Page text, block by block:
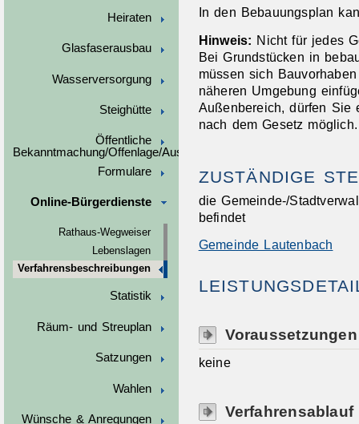
Heiraten
Glasfaserausbau
Wasserversorgung
Steighütte
Öffentliche
Bekanntmachung/Offenlage/Ausschreibungen
Formulare
Online-Bürgerdienste
Rathaus-Wegweiser
Lebenslagen
Verfahrensbeschreibungen
Statistik
Räum- und Streuplan
Satzungen
Wahlen
Wünsche & Anregungen
In den Bebauungsplan
Hinweis: Nicht für jedes
Bei Grundstücken in
müssen sich
näheren Umgebung
Außenbereich, dürfen Sie
nach dem Gesetz möglich.
ZUSTÄNDIGE
die Gemeinde-/
befindet
Gemeinde Lautenbach
Voraussetzungen
keine
Verfahrensablauf